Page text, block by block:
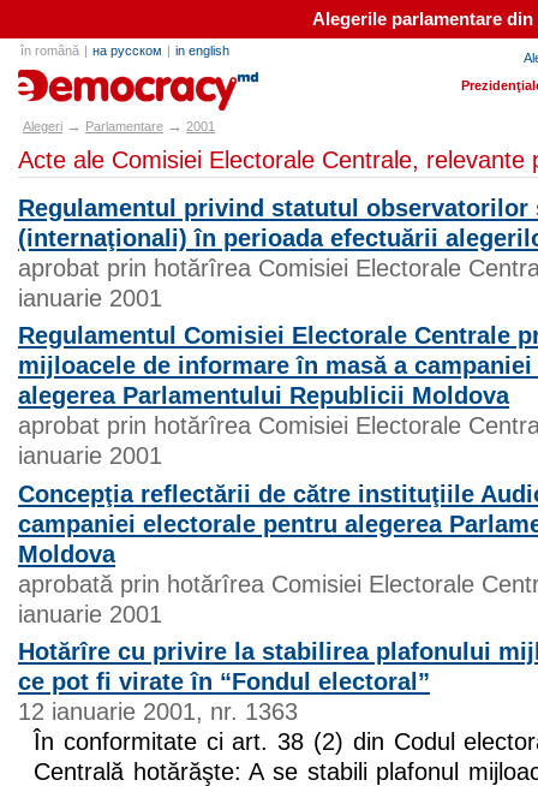
Alegerile parlamentare
în română | на русском | in english
alegeri.md
Alegeri → Parlamentare → 2001
Acte ale Comisiei Electorale Centrale,
Regulamentul privind statutul observatorilor
(internaţionali) în perioada efectuării
aprobat prin hotărîrea Comisiei Electorale
ianuarie 2001
Regulamentul Comisiei Electorale Centrale
mijloacele de informare în masă a
alegerea Parlamentului Republicii Moldova
aprobat prin hotărîrea Comisiei Electorale
ianuarie 2001
Concepţia reflectării de către instituţiile
campaniei electorale pentru alegerea
Moldova
aprobată prin hotărîrea Comisiei Electorale
ianuarie 2001
Hotărîre cu privire la stabilirea plafonului
ce pot fi virate în “Fondul electoral”
12 ianuarie 2001, nr. 1363
În conformitate ci art. 38 (2) din Codul
Centrală hotărăşte: A se stabili plafonul